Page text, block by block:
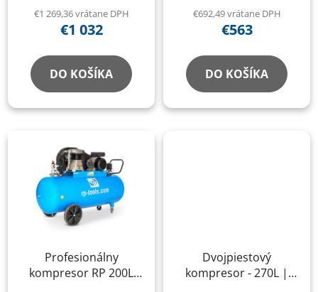
€1 269,36 vrátane DPH
€1 032
DO KOŠÍKA
€692,49 vrátane DPH
€563
DO KOŠÍKA
Profesionálny
kompresor RP 200L
Dvojpiestový
kompresor - 270L |